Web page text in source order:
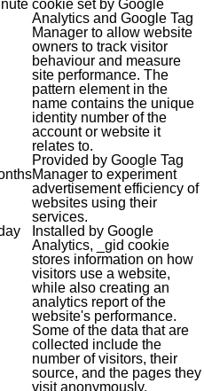
cookie set by Google
Analytics and Google Tag
Manager to allow website
owners to track visitor
behaviour and measure
site performance. The
pattern element in the
name contains the unique
identity number of the
account or website it
relates to.
Provided by Google Tag
Manager to experiment
advertisement efficiency of
websites using their
services.
Installed by Google
Analytics, _gid cookie
stores information on how
visitors use a website,
while also creating an
analytics report of the
website's performance.
Some of the data that are
collected include the
number of visitors, their
source, and the pages they
visit anonymously.